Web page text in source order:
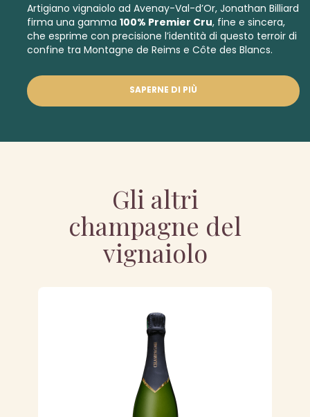
Artigiano vignaiolo ad Avenay-Val-d’Or, Jonathan Billiard
firma una gamma 100% Premier Cru, fine e sincera,
che esprime con precisione l’identità di questo terroir di
confine tra Montagne de Reims e Côte des Blancs.
SAPERNE DI PIÙ
Gli altri
champagne del
vignaiolo